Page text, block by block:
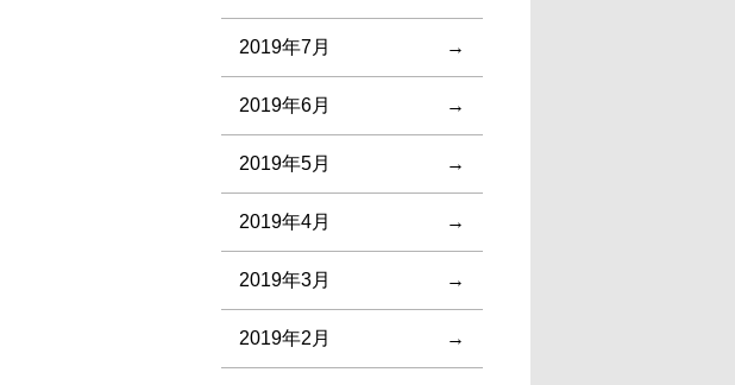
2019年7月
2019年6月
2019年5月
2019年4月
2019年3月
2019年2月